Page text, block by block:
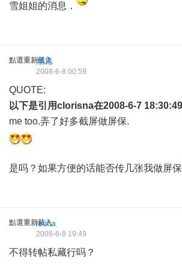
雪姐姐的消息．
點選重新載入
烟鬼
2008-6-8 00:59
QUOTE:
以下是引用clorisna在2008-6-7
me too.弄了好多截屏做屏保.
是吗？如果方便的话能否传几张我做屏保
點選重新載入
letitia
2008-6-8 19:49
不得转帖私藏行吗？